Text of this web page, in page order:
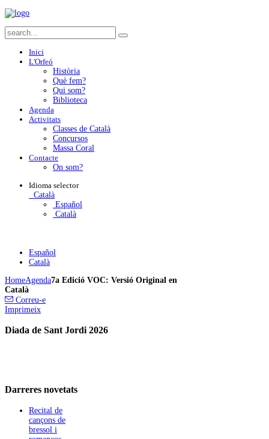
Inici
L'Orfeó
Història
Què fem?
Qui som?
Biblioteca
Agenda
Activitats
Classes de Català
Concursos
Massa Coral
Contacte
On som?
Idioma selector
Català
Español
Català
Español
Català
HomeAgenda7a Edició VOC: Versió Original en
Català
Correu-e
Imprimeix
Diada de Sant Jordi 2026
Darreres novetats
Recital de
cançons de
bressol i